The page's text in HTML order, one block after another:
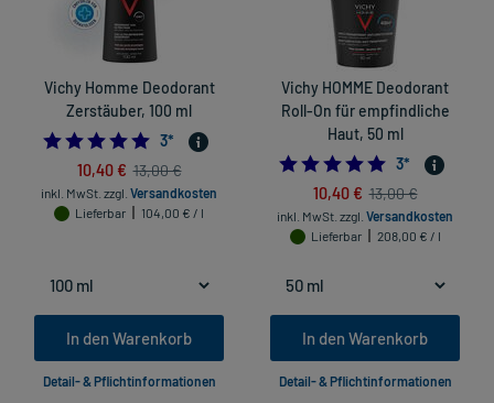
Vichy Homme Deodorant
Zerstäuber, 100 ml
5.0
3*
10,40 € 13,00 €
inkl. MwSt. zzgl. Versandkosten
Lieferbar
104,00 € / l
In den Warenkorb
Detail- & Pflichtinformationen
Vichy HOMME Deodorant
Roll-On für empfindliche
Haut, 50 ml
5.0
3*
10,40 € 13,00 €
inkl. MwSt. zzgl. Versandkosten
Lieferbar
208,00 € / l
In den Warenkorb
Detail- & Pflichtinformationen